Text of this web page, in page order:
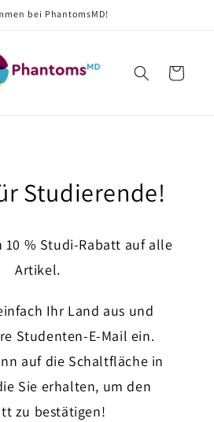
bei PhantomsMD!
Warenkorb
Studierende!
10 % Studi-Rabatt auf alle
Artikel.
Ihr Land aus und
Studenten-E-Mail ein.
auf die Schaltfläche in
Sie erhalten, um den
zu bestätigen!